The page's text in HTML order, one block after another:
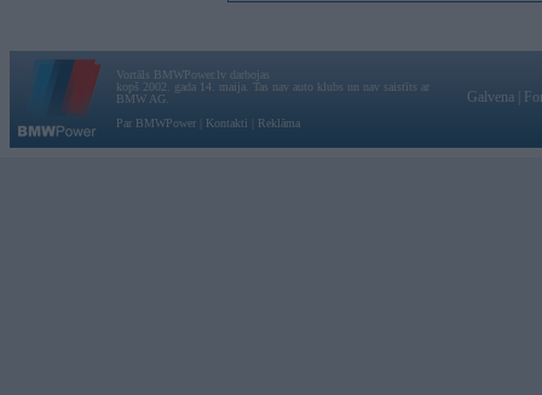
Vortāls BMWPower.lv darbojas
kopš 2002. gada 14. maija. Tas nav auto klubs un nav saistīts ar
BMW AG.
Par BMWPower
Kontakti Reklāma
Galvena